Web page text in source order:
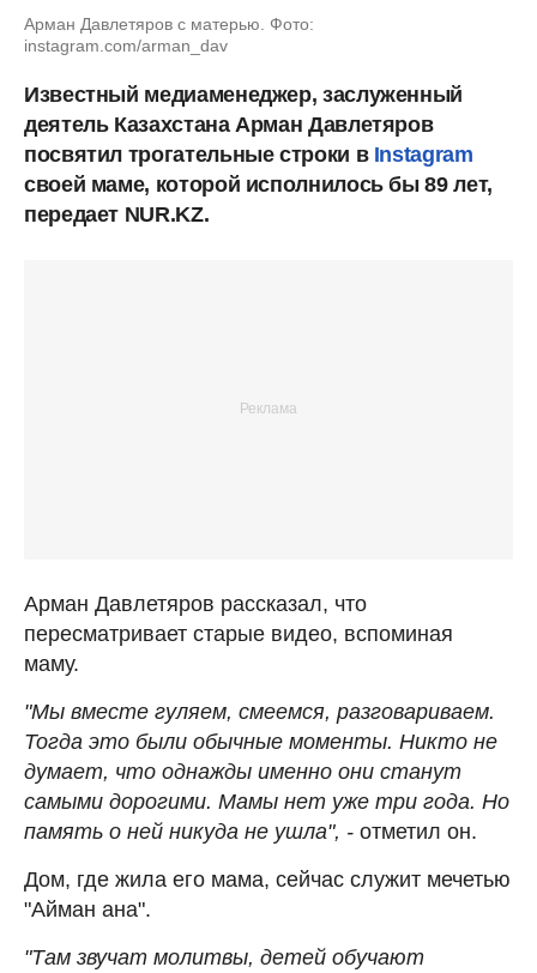
Арман Давлетяров с матерью. Фото:
instagram.com/arman_dav
Известный медиаменеджер, заслуженный
деятель Казахстана Арман Давлетяров
посвятил трогательные строки в Instagram
своей маме, которой исполнилось бы 89 лет,
передает NUR.KZ.
Арман Давлетяров рассказал, что
пересматривает старые видео, вспоминая
маму.
"Мы вместе гуляем, смеемся, разговариваем.
Тогда это были обычные моменты. Никто не
думает, что однажды именно они станут
самыми дорогими. Мамы нет уже три года. Но
память о ней никуда не ушла", - отметил он.
Дом, где жила его мама, сейчас служит мечетью
"Айман ана".
"Там звучат молитвы, детей обучают